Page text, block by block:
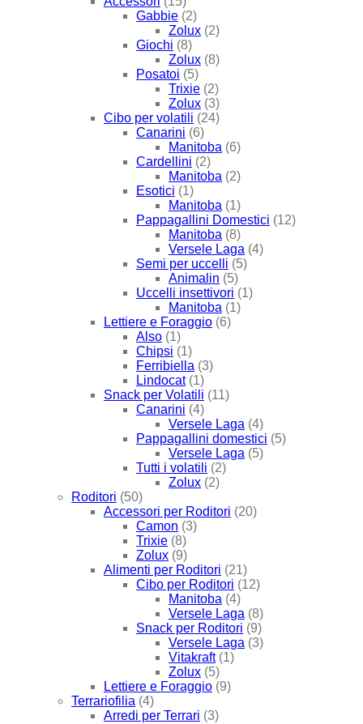
Gabbie (2)
Zolux (2)
Giochi (8)
Zolux (8)
Posatoi (5)
Trixie (2)
Zolux (3)
Cibo per volatili (24)
Canarini (6)
Manitoba (6)
Cardellini (2)
Manitoba (2)
Esotici (1)
Manitoba (1)
Pappagallini Domestici (12)
Manitoba (8)
Versele Laga (4)
Semi per uccelli (5)
Animalin (5)
Uccelli insettivori (1)
Manitoba (1)
Lettiere e Foraggio (6)
Also (1)
Chipsi (1)
Ferribiella (3)
Lindocat (1)
Snack per Volatili (11)
Canarini (4)
Versele Laga (4)
Pappagallini domestici (5)
Versele Laga (5)
Tutti i volatili (2)
Zolux (2)
Roditori (50)
Accessori per Roditori (20)
Camon (3)
Trixie (8)
Zolux (9)
Alimenti per Roditori (21)
Cibo per Roditori (12)
Manitoba (4)
Versele Laga (8)
Snack per Roditori (9)
Versele Laga (3)
Vitakraft (1)
Zolux (5)
Lettiere e Foraggio (9)
Terrariofilia (4)
Arredi per Terrari (3)